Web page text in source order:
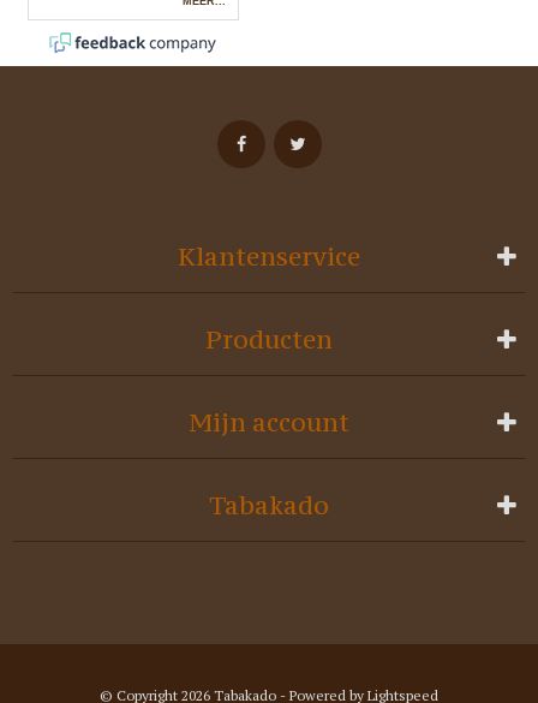
Klantenservice
Producten
Mijn account
Tabakado
© Copyright 2026 Tabakado - Powered by Lightspeed